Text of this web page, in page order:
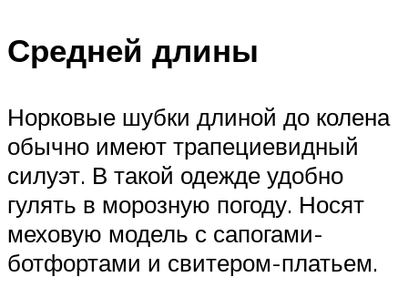
Средней длины
Норковые шубки длиной до колена
обычно имеют трапециевидный
силуэт. В такой одежде удобно
гулять в морозную погоду. Носят
меховую модель с сапогами-
ботфортами и свитером-платьем.